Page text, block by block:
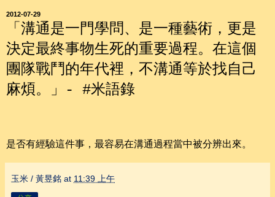
2012-07-29
「溝通是一門學問、是一種藝術，更是
決定最終事物生死的重要過程。在這個
團隊戰鬥的年代裡，不溝通等於找自己
麻煩。」- #米語錄
是否有經驗這件事，最容易在溝通過程當中被分辨出來。
玉米 / 黃昱銘 at 11:39 上午